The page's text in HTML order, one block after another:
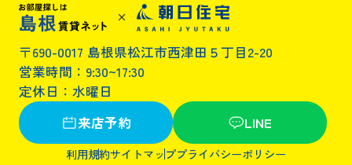
〒690-0017 島根県松江市西津田５丁目2-20
営業時間：9:30~17:30
定休日：水曜日
来店予約
LINE
利用規約サイトマッププライバシーポリシー